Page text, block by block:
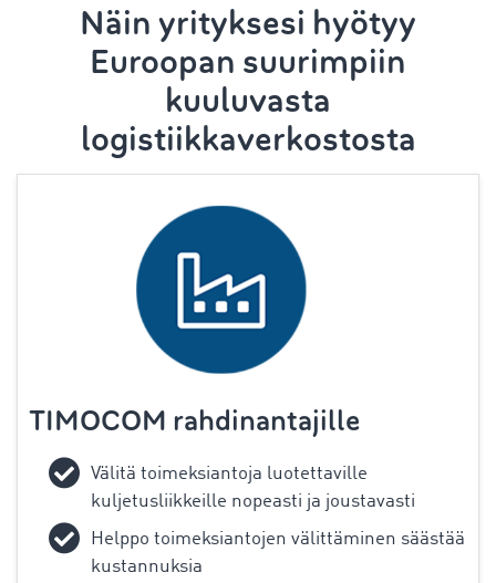
Näin yrityksesi hyötyy
Euroopan suurimpiin
kuuluvasta
logistiikkaverkostosta
TIMOCOM rahdinantajille
Välitä toimeksiantoja luotettaville
kuljetusliikkeille nopeasti ja joustavasti
Helppo toimeksiantojen välittäminen säästää
kustannuksia